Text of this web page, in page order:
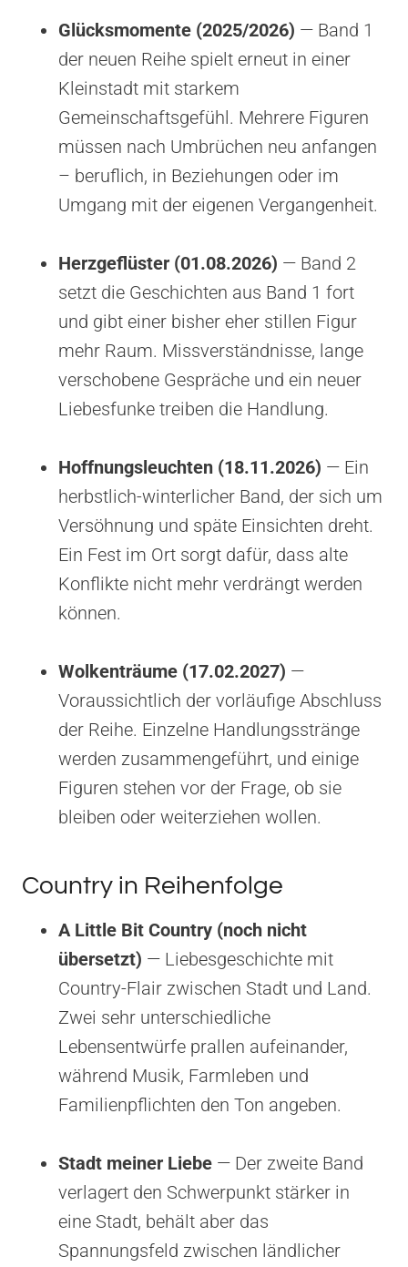
Glücksmomente (2025/2026) — Band 1
der neuen Reihe spielt erneut in einer
Kleinstadt mit starkem
Gemeinschaftsgefühl. Mehrere Figuren
müssen nach Umbrüchen neu anfangen
– beruflich, in Beziehungen oder im
Umgang mit der eigenen Vergangenheit.
Herzgeflüster (01.08.2026) — Band 2
setzt die Geschichten aus Band 1 fort
und gibt einer bisher eher stillen Figur
mehr Raum. Missverständnisse, lange
verschobene Gespräche und ein neuer
Liebesfunke treiben die Handlung.
Hoffnungsleuchten (18.11.2026) — Ein
herbstlich-winterlicher Band, der sich um
Versöhnung und späte Einsichten dreht.
Ein Fest im Ort sorgt dafür, dass alte
Konflikte nicht mehr verdrängt werden
können.
Wolkenträume (17.02.2027) —
Voraussichtlich der vorläufige Abschluss
der Reihe. Einzelne Handlungsstränge
werden zusammengeführt, und einige
Figuren stehen vor der Frage, ob sie
bleiben oder weiterziehen wollen.
Country in Reihenfolge
A Little Bit Country (noch nicht
übersetzt) — Liebesgeschichte mit
Country-Flair zwischen Stadt und Land.
Zwei sehr unterschiedliche
Lebensentwürfe prallen aufeinander,
während Musik, Farmleben und
Familienpflichten den Ton angeben.
Stadt meiner Liebe — Der zweite Band
verlagert den Schwerpunkt stärker in
eine Stadt, behält aber das
Spannungsfeld zwischen ländlicher